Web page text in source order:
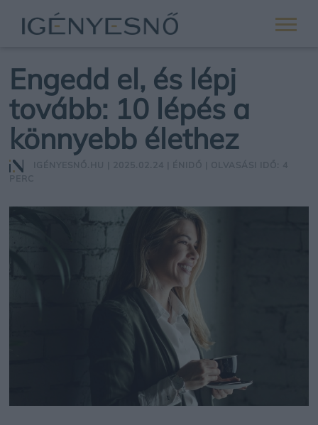
Engedd el, és lépj
tovább: 10 lépés a
könnyebb élethez